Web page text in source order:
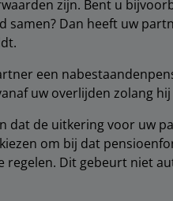
zijn. Bent u
Dan heeft uw
een
uw overlijden zolang hij
dat de uitkering voor uw
om bij dat
Dit gebeurt niet